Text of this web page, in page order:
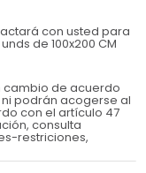
con usted para
de 100x200 CM
cambio de acuerdo
podrán acogerse al
con el artículo 47
consulta
restriciones,